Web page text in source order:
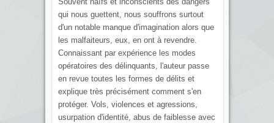
qui nous guettent, nous souffrons surtout
d'un notable manque d'imagination alors que
les malfaiteurs, eux, en ont à revendre.
Connaissant par expérience les modes
opératoires des délinquants, l'auteur passe
en revue toutes les formes de délits et
explique très précisément comment s'en
protéger. Vols, violences et agressions,
usurpation d'identité, abus de faiblesse avec